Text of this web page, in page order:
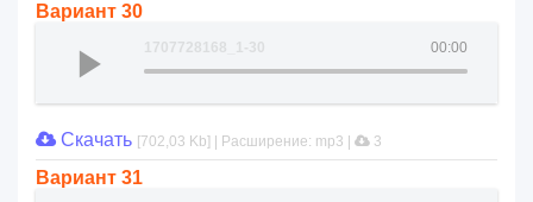
Вариант 30
00:00
1707728168_1-30
Скачать [702,03 Kb] | Расширение: mp3 | 3
Вариант 31